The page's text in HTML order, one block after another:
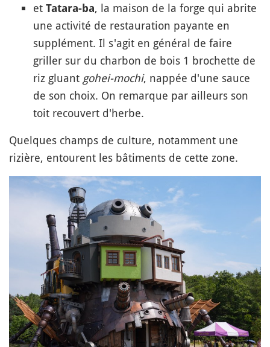
et Tatara-ba, la maison de la forge qui abrite
une activité de restauration payante en
supplément. Il s'agit en général de faire
griller sur du charbon de bois 1 brochette de
riz gluant gohei-mochi, nappée d'une sauce
de son choix. On remarque par ailleurs son
toit recouvert d'herbe.
Quelques champs de culture, notamment une
rizière, entourent les bâtiments de cette zone.